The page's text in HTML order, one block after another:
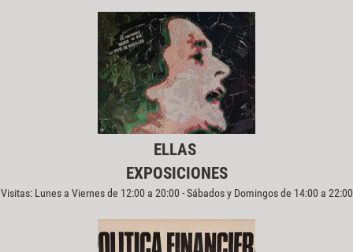
ELLAS
EXPOSICIONES
Visitas: Lunes a Viernes de 12:00 a 20:00 - Sábados y Domingos de 14:00 a 22:00